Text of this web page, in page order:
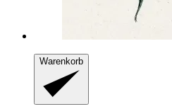
Warenkorb